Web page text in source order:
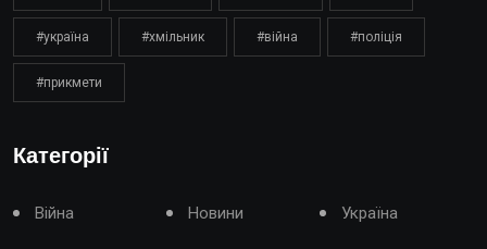
#україна #хмільник #війна #поліція
#прикмети
Категорії
Війна Новини Україна